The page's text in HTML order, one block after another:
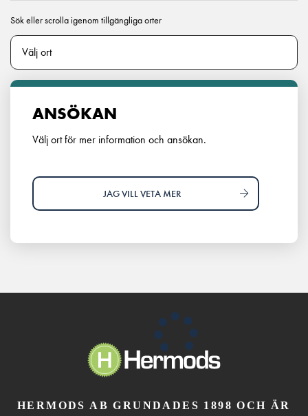
Sök eller scrolla igenom tillgängliga orter
ANSÖKAN
Välj ort för mer information och ansökan.
JAG VILL VETA MER
HERMODS AB GRUNDADES 1898 OCH ÄR